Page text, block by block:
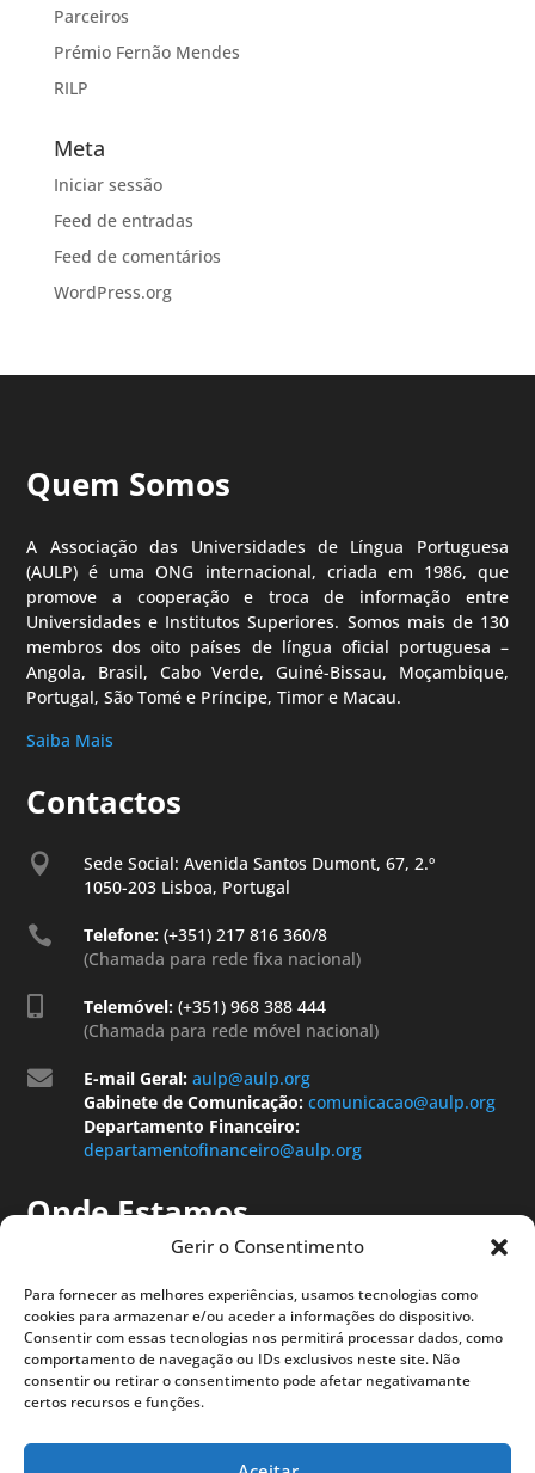
Gerir o Consentimento
Para fornecer as melhores experiências, usamos tecnologias como
cookies para armazenar e/ou aceder a informações do dispositivo.
Consentir com essas tecnologias nos permitirá processar dados, como
comportamento de navegação ou IDs exclusivos neste site. Não
consentir ou retirar o consentimento pode afetar negativamante
certos recursos e funções.
Parceiros
Prémio Fernão Mendes
RILP
Meta
Iniciar sessão
Feed de entradas
Feed de comentários
WordPress.org
Quem Somos
A Associação das Universidades de Língua Portuguesa
(AULP) é uma ONG internacional, criada em 1986, que
promove a cooperação e troca de informação entre
Universidades e Institutos Superiores. Somos mais de 130
membros dos oito países de língua oficial portuguesa –
Angola, Brasil, Cabo Verde, Guiné-Bissau, Moçambique,
Portugal, São Tomé e Príncipe, Timor e Macau.
Saiba Mais
Contactos

Sede Social: Avenida Santos Dumont, 67, 2.º
1050-203 Lisboa, Portugal
 Telefone: (+351) 217 816 360/8
(Chamada para rede fixa nacional)
Telemóvel: (+351) 968 388 444
(Chamada para rede móvel nacional)
 E-mail Geral: aulp@aulp.org
Gabinete de Comunicação: comunicacao@aulp.org
Departamento Financeiro:
departamentofinanceiro@aulp.org
Onde Estamos